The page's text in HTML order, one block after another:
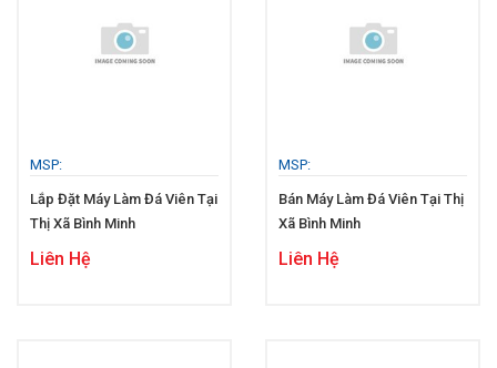
MSP:
Lắp Đặt Máy Làm Đá Viên Tại
Thị Xã Bình Minh
Liên Hệ
MSP:
Bán Máy Làm Đá Viên Tại Thị
Xã Bình Minh
Liên Hệ